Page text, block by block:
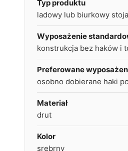
Typ produktu
ladowy lub biurkowy
Wyposażenie
konstrukcja bez haków i
Preferowane
osobno dobierane haki
Materiał
drut
Kolor
srebrny